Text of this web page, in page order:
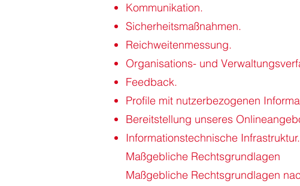
Kommunikation.
Sicherheitsmaßnahmen.
Reichweitenmessung.
Organisations- und
Feedback.
Profile mit nutzerbezogenen
Bereitstellung unseres
Informationstechnische Infrastruktur.
Maßgebliche Rechtsgrundlagen
Maßgebliche Rechtsgrundlagen